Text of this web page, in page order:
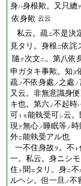
身ハ身根歟。又只總
依身歟 云云
私云。疏ニ不是決
見タリ。身根ニ依詫
隨テ次文ニ。第八依
申ガタキ事歟。知 ヌ
疏ノ不依身處 ノ 之處 ノ
又云。非無意識身
キ也。第六ノ不起時
可 トモ能執受可シ云。
現テ無心ノ 睡眠等ノ時
外ニ能執受アル也
一不住身故 ヲ 。不 ト
一。私云。身ニシモ
住 ト 聞エタリ。身ニ不
ルヘシ。但一旦ノ不